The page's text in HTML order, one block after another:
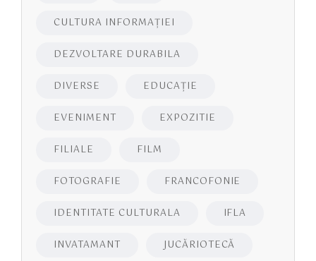
CULTURA INFORMAŢIEI
DEZVOLTARE DURABILA
DIVERSE EDUCAŢIE
EVENIMENT EXPOZITIE
FILIALE FILM
FOTOGRAFIE FRANCOFONIE
IDENTITATE CULTURALA IFLA
INVATAMANT JUCĂRIOTECĂ